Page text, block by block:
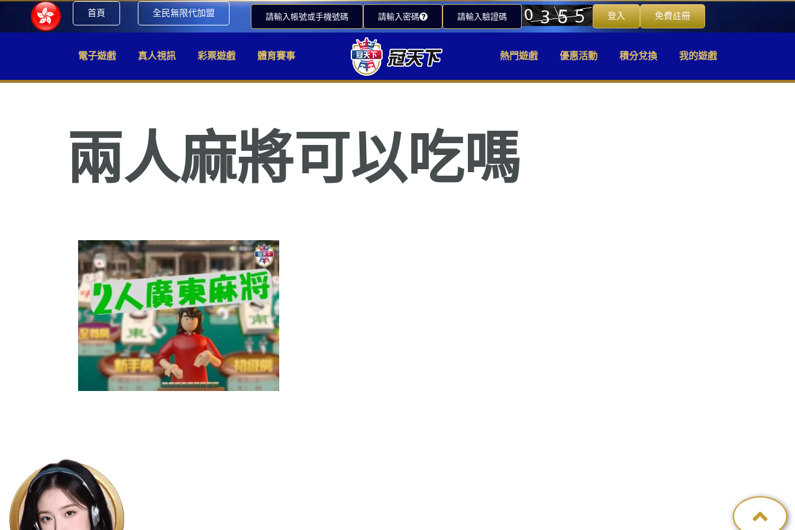
首頁 全民無限代加盟 請輸入帳號或手機號碼 請輸入密碼 請輸入驗證碼 登入 免費註冊
電子遊戲 真人視訊 彩票遊戲 體育賽事 熱門遊戲 優惠活動 積分兌換 我的遊戲
兩人麻將可以吃嗎